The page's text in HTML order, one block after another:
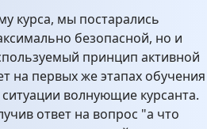
курса, мы постарались
безопасной, но и
принцип активной
на первых же этапах обучения
волнующие курсанта.
ответ на вопрос "а что